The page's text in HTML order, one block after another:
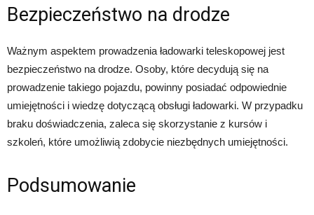
Bezpieczeństwo na drodze
Ważnym aspektem prowadzenia ładowarki teleskopowej jest
bezpieczeństwo na drodze. Osoby, które decydują się na
prowadzenie takiego pojazdu, powinny posiadać odpowiednie
umiejętności i wiedzę dotyczącą obsługi ładowarki. W przypadku
braku doświadczenia, zaleca się skorzystanie z kursów i
szkoleń, które umożliwią zdobycie niezbędnych umiejętności.
Podsumowanie